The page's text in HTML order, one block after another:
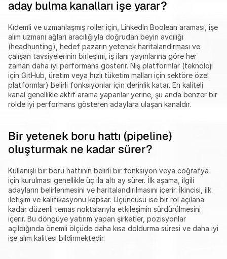
aday bulma kanalları işe yarar?
Kıdemli ve uzmanlaşmış roller için, LinkedIn Boolean araması, işe
alım uzmanı ağları aracılığıyla doğrudan beyin avcılığı
(headhunting), hedef pazarın yetenek haritalandırması ve
çalışan tavsiyelerinin birleşimi, iş ilanı yayınlarına göre her
zaman daha iyi performans gösterir. Niş platformlar (teknoloji
için GitHub, üretim veya hızlı tüketim malları için sektöre özel
platformlar) belirli fonksiyonlar için derinlik katar. En kaliteli
kanal genellikle aktif arama yapanlar yerine, şu anda benzer bir
rolde iyi performans gösteren adaylara ulaşan kanaldır.
Bir yetenek boru hattı (pipeline)
oluşturmak ne kadar sürer?
Kullanışlı bir boru hattının belirli bir fonksiyon veya coğrafya
için kurulması genellikle üç ila altı ay sürer. İlk aşama, ilgili
adayların belirlenmesini ve haritalandırılmasını içerir. İkincisi, ilk
iletişim ve kalifikasyonu kapsar. Üçüncüsü ise bir rol açılana
kadar düzenli temas noktalarıyla etkileşimin sürdürülmesini
içerir. Bu döngüye yatırım yapan şirketler, pozisyonlar
açıldığında önemli ölçüde daha kısa doldurma süresi ve daha iyi
işe alım kalitesi bildirmektedir.